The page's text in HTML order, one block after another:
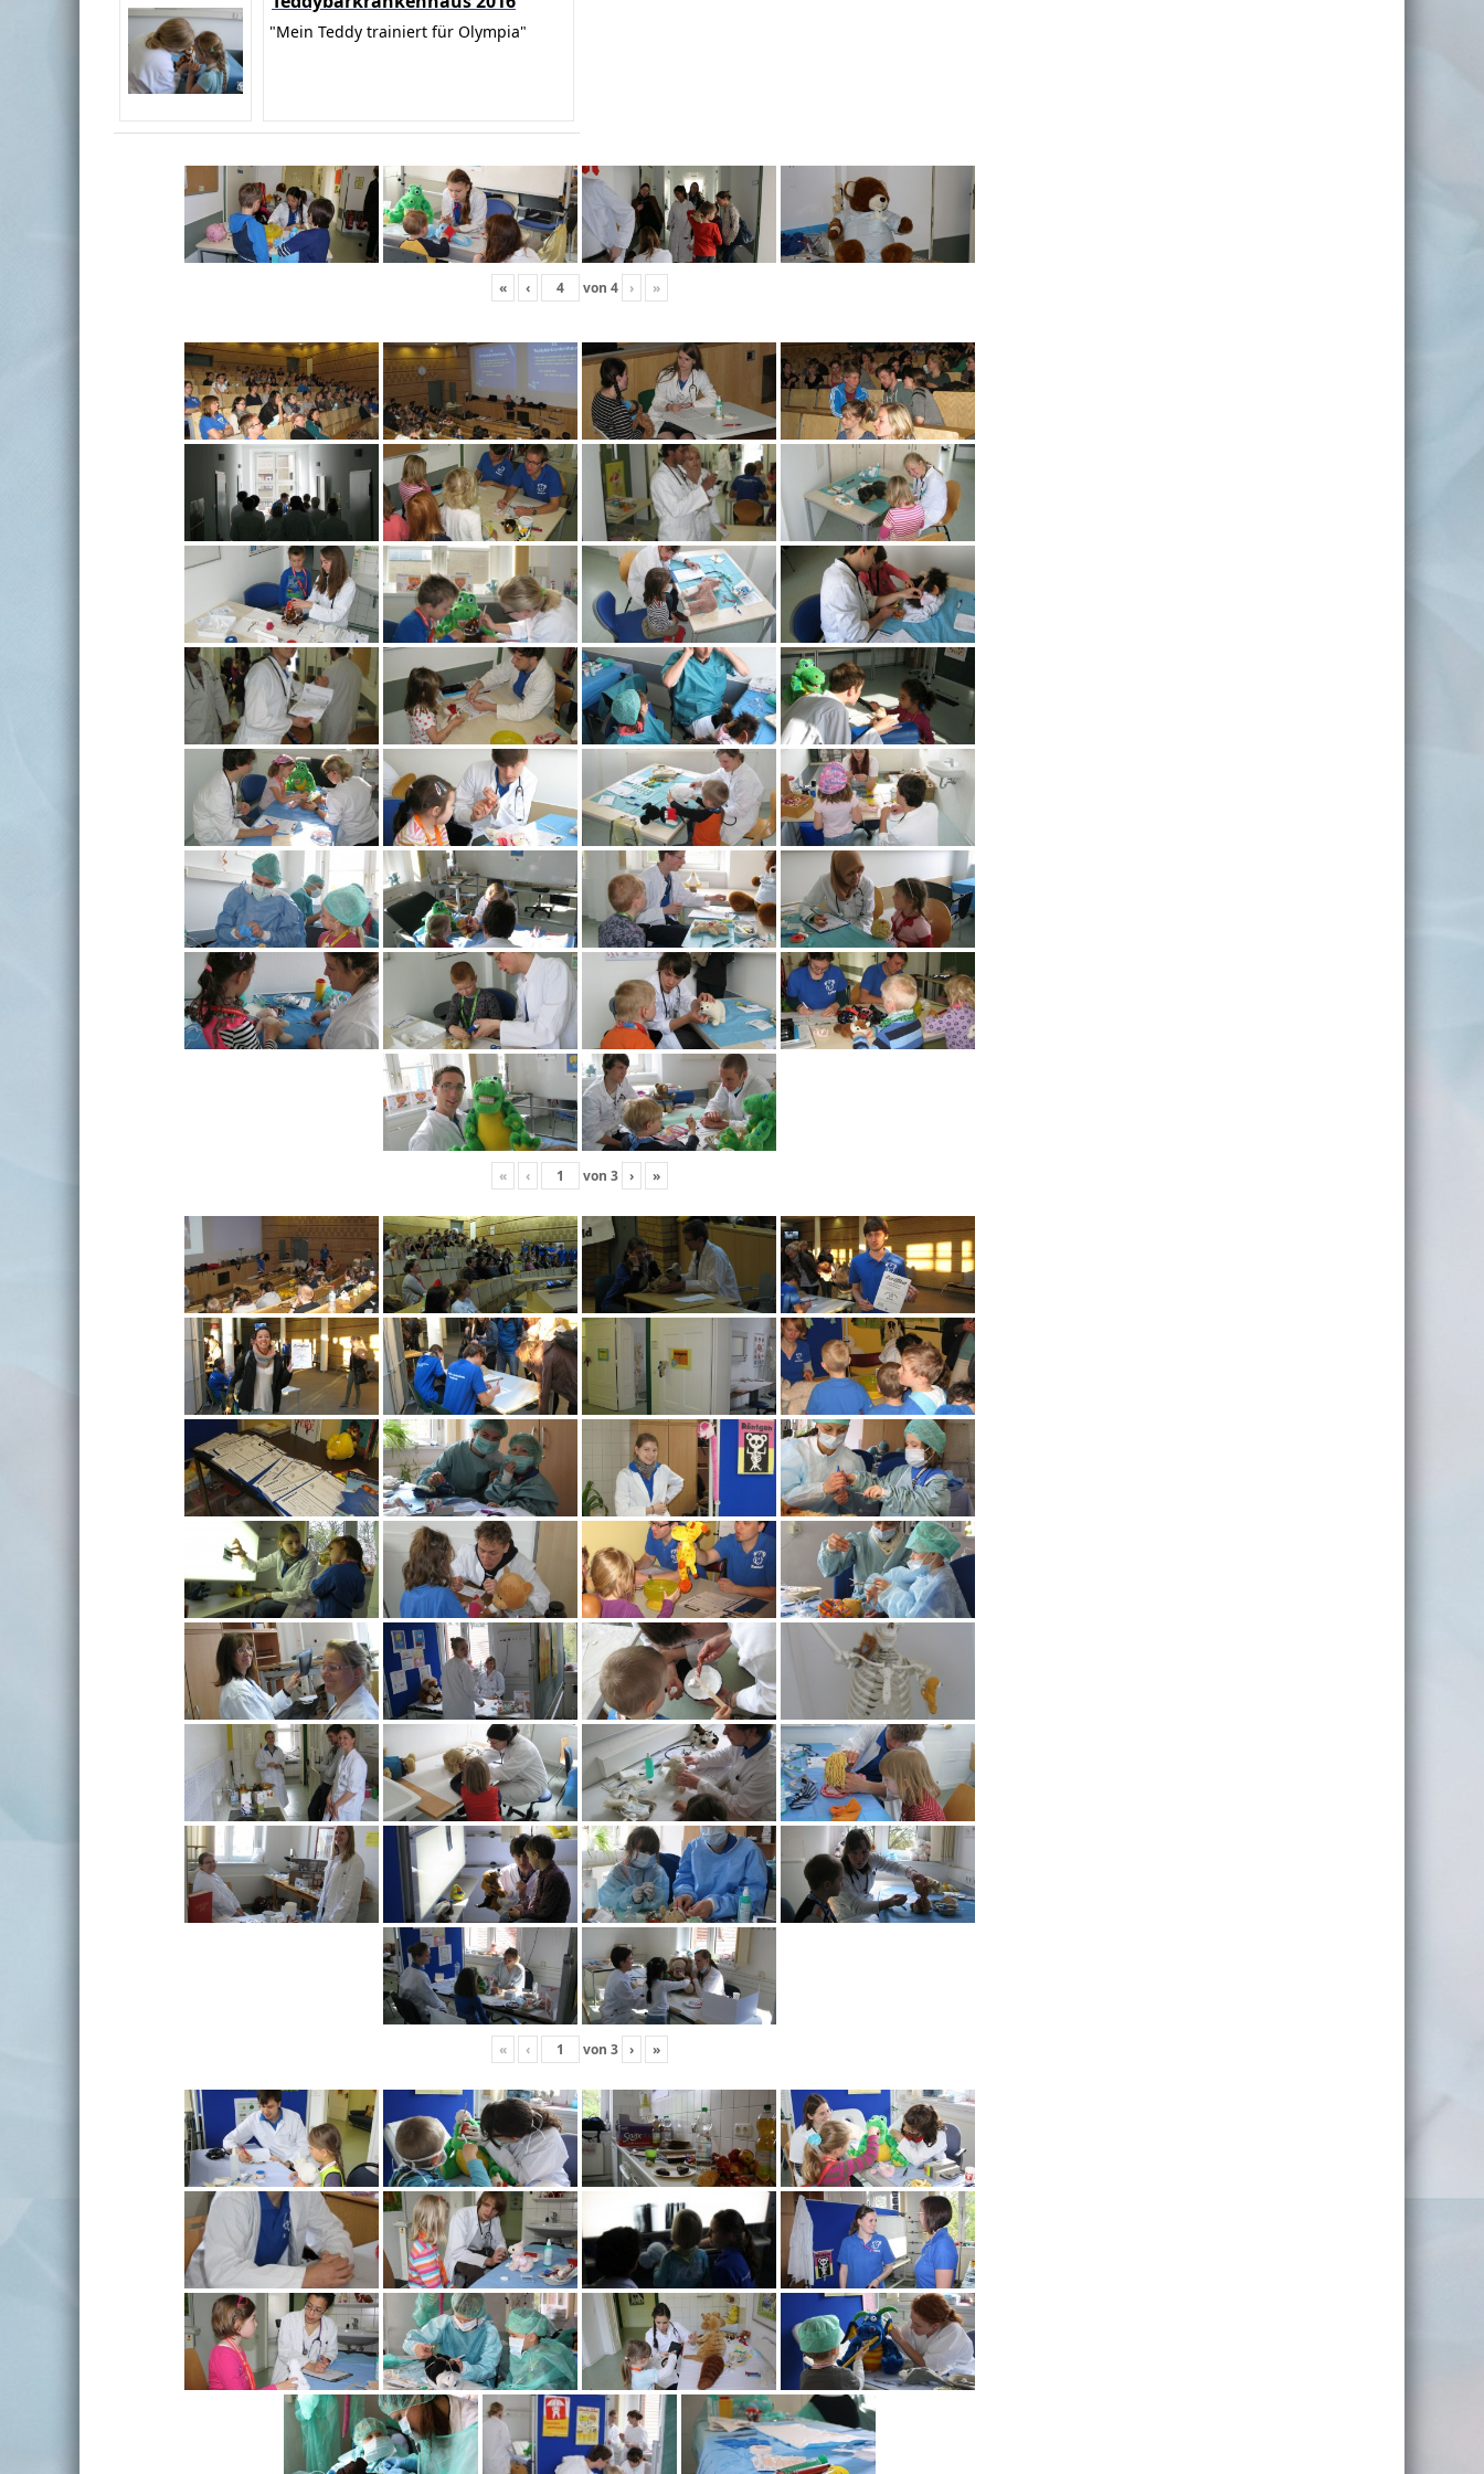
"Mein Teddy trainiert für Olympia"
« ‹ von 4 › »
« ‹ von 3 › »
« ‹ von 3 › »